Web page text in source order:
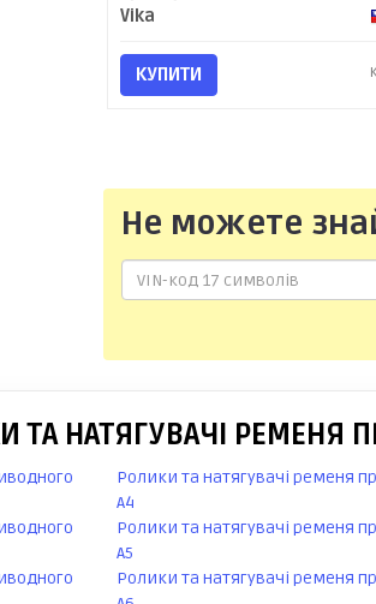
Vika
КУПИТИ
Не можете
НАТЯГУВАЧІ РЕМЕНЯ
Ролики та натягувачі ременя
A4
Ролики та натягувачі ременя
A5
Ролики та натягувачі ременя